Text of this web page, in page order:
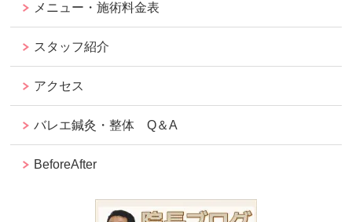
メニュー・施術料金表
スタッフ紹介
アクセス
バレエ鍼灸・整体 Q＆A
BeforeAfter